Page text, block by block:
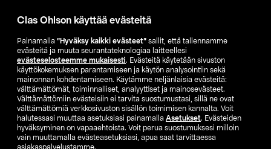
Clas Ohlson käyttää evästeitä
Painamalla ”Hyväksy kaikki evästeet” sallit, että tallennamme
evästeitä ja muuta seurantateknologiaa laitteellesi
evästeselosteemme mukaisesti. Evästeitä käytetään sivuston
käyttökokemuksen parantamiseen ja käytön analysointiin sekä
mainonnan kohdentamiseen. Käytämme neljänlaisia evästeitä:
välttämättömät, toiminnalliset, analyyttiset ja mainosevästeet.
Välttämättömiin evästeisiin ei tarvita suostumustasi, sillä ne ovat
välttämättömiä verkkosivuston sisällön toimimisen kannalta. Voit
halutessasi muuttaa asetuksiasi painamalla Asetukset. Evästeiden
hyväksyminen on vapaaehtoista. Voit perua suostumuksesi milloin
vain muuttamalla evästeasetuksiasi, apua saat tarvittaessa
asiakaspalvelustamme.
Etsi myymälä
SE NO FI
FI SV